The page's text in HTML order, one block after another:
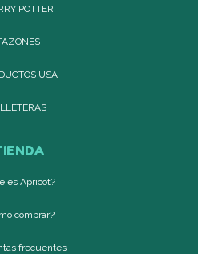
POTTER
USA
es Apricot?
comprar?
frecuentes